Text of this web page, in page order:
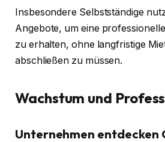
Insbesondere Selbstständige
Angebote, um eine
zu erhalten, ohne langfristige
abschließen zu müssen.
Wachstum und
Unternehmen entdecken